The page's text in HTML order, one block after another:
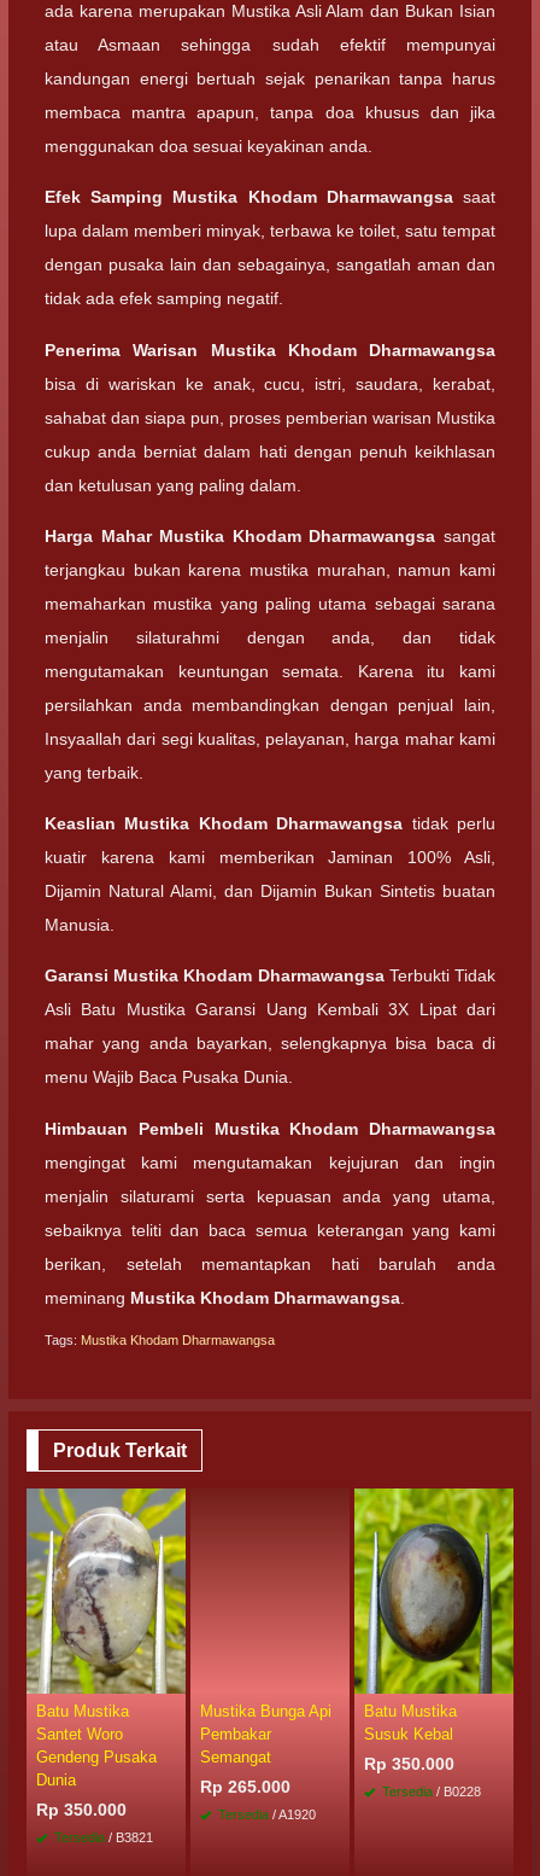
ada karena merupakan Mustika Asli Alam dan Bukan Isian
atau Asmaan sehingga sudah efektif mempunyai
kandungan energi bertuah sejak penarikan tanpa harus
membaca mantra apapun, tanpa doa khusus dan jika
menggunakan doa sesuai keyakinan anda.
Efek Samping Mustika Khodam Dharmawangsasaat
lupa dalam memberi minyak, terbawa ke toilet, satu tempat
dengan pusaka lain dan sebagainya, sangatlah aman dan
tidak ada efek samping negatif.
Penerima Warisan Mustika Khodam Dharmawangsa
bisa di wariskan ke anak, cucu, istri, saudara, kerabat,
sahabat dan siapa pun, proses pemberian warisan Mustika
cukup anda berniat dalam hati dengan penuh keikhlasan
dan ketulusan yang paling dalam.
Harga Mahar Mustika Khodam Dharmawangsa sangat
terjangkau bukan karena mustika murahan, namun kami
memaharkan mustika yang paling utama sebagai sarana
menjalin silaturahmi dengan anda, dan tidak
mengutamakan keuntungan semata. Karena itu kami
persilahkan anda membandingkan dengan penjual lain,
Insyaallah dari segi kualitas, pelayanan, harga mahar kami
yang terbaik.
Keaslian Mustika Khodam Dharmawangsa tidak perlu
kuatir karena kami memberikan Jaminan 100% Asli,
Dijamin Natural Alami, dan Dijamin Bukan Sintetis buatan
Manusia.
Garansi Mustika Khodam DharmawangsaTerbukti Tidak
Asli Batu Mustika Garansi Uang Kembali 3X Lipat dari
mahar yang anda bayarkan, selengkapnya bisa baca di
menu Wajib Baca Pusaka Dunia.
Himbauan Pembeli Mustika Khodam Dharmawangsa
mengingat kami mengutamakan kejujuran dan ingin
menjalin silaturami serta kepuasan anda yang utama,
sebaiknya teliti dan baca semua keterangan yang kami
berikan, setelah memantapkan hati barulah anda
meminang Mustika Khodam Dharmawangsa
Tags: Mustika Khodam Dharmawangsa
Produk Terkait
Batu Mustika
Santet Woro
Gendeng Pusaka
Dunia
Rp 350.000
Tersedia / B3821
Mustika Bunga Api
Pembakar
Semangat
Rp 265.000
Tersedia / A1920
Batu Mustika
Susuk Kebal
Rp 350.000
Tersedia / B0228